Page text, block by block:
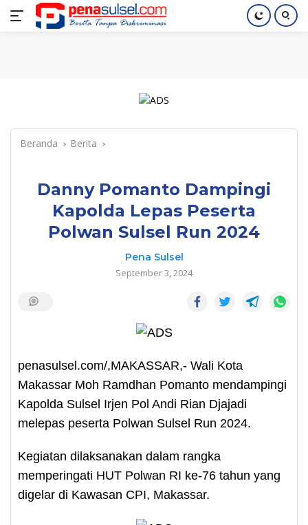
Langsung
Home Nasional Pendidikan Index
Beranda Berita
Danny Pomanto Dampingi
Kapolda Lepas Peserta
Polwan Sulsel Run 2024
Pena Sulsel
September 3, 2024
penasulsel.com/,MAKASSAR,- Wali Kota
Makassar Moh Ramdhan Pomanto mendampingi
Kapolda Sulsel Irjen Pol Andi Rian Djajadi
melepas peserta Polwan Sulsel Run 2024.
Kegiatan dilaksanakan dalam rangka
memperingati HUT Polwan RI ke-76 tahun yang
digelar di Kawasan CPI, Makassar.